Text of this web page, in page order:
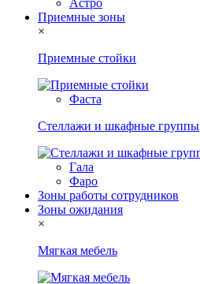
Астро
Приемные зоны
×
Приемные стойки
Фаста
Стеллажи и шкафные группы
Гала
Фаро
Зоны работы сотрудников
Зоны ожидания
×
Мягкая мебель